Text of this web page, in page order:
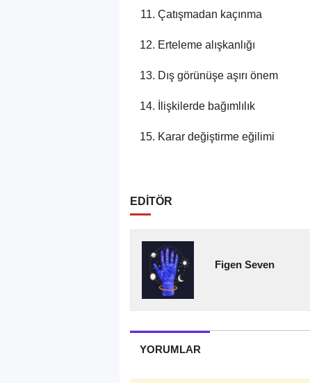
Çatışmadan kaçınma
Erteleme alışkanlığı
Dış görünüşe aşırı önem
İlişkilerde bağımlılık
Karar değiştirme eğilimi
EDİTÖR
Figen Seven
YORUMLAR